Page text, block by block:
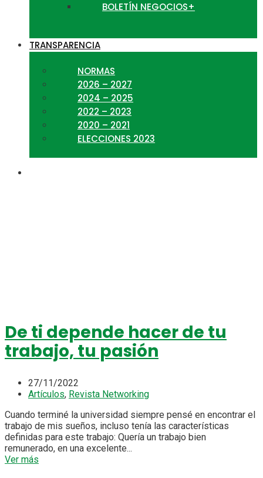
BOLETÍN NEGOCIOS+
TRANSPARENCIA
NORMAS
2026 – 2027
2024 – 2025
2022 – 2023
2020 – 2021
ELECCIONES 2023
De ti depende hacer de tu
trabajo, tu pasión
27/11/2022
Artículos, Revista Networking
Cuando terminé la universidad siempre pensé en encontrar el
trabajo de mis sueños, incluso tenía las características
definidas para este trabajo: Quería un trabajo bien
remunerado, en una excelente...
Ver más